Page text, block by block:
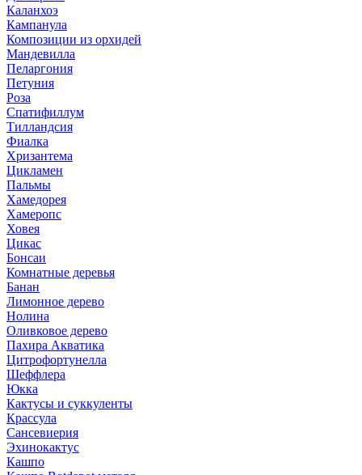
Каланхоэ
Кампанула
Композиции из орхидей
Мандевилла
Пеларгония
Петуния
Роза
Спатифиллум
Тилландсия
Фиалка
Хризантема
Цикламен
Пальмы
Хамедорея
Хамеропс
Ховея
Цикас
Бонсаи
Комнатные деревья
Банан
Лимонное дерево
Нолина
Оливковое дерево
Пахира Акватика
Цитрофортунелла
Шеффлера
Юкка
Кактусы и суккуленты
Крассула
Сансевиерия
Эхинокактус
Кашпо